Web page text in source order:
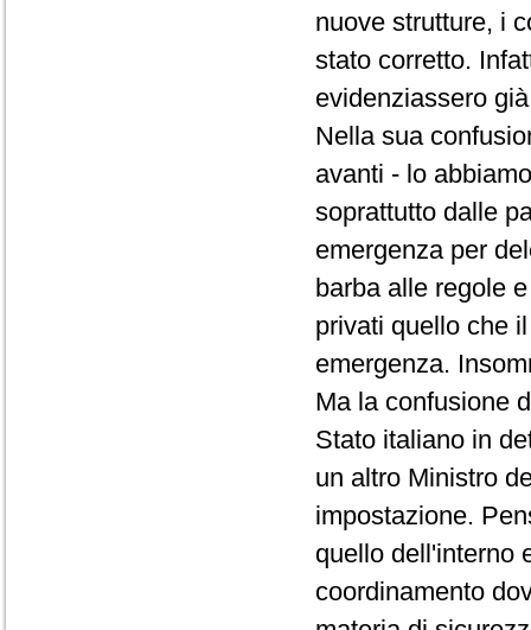
nuove strutture, i
stato corretto.
evidenziassero
Nella sua
avanti - lo
soprattutto dalle
emergenza per
barba alle regole
privati quello che
emergenza.
Ma la confusione
Stato italiano in
un altro Ministro
impostazione.
quello dell'interno
coordinamento